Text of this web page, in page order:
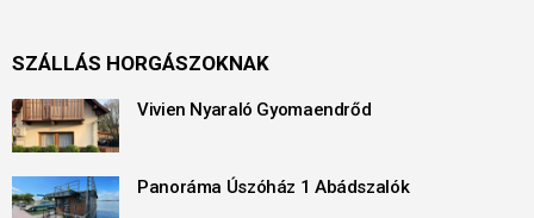
SZÁLLÁS HORGÁSZOKNAK
Vivien Nyaraló Gyomaendrőd
Panoráma Úszóház 1 Abádszalók